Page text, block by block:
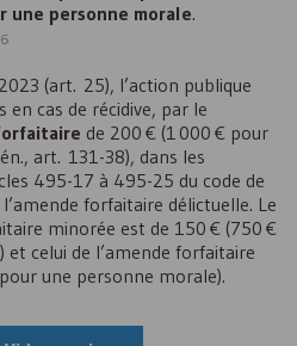
une personne morale.
(art. 25), l’action publique
cas de récidive, par le
de 200 € (1 000 € pour
art. 131-38), dans les
495-17 à 495-25 du code de
forfaitaire délictuelle. Le
minorée est de 150 € (750 €
celui de l’amende forfaitaire
une personne morale).